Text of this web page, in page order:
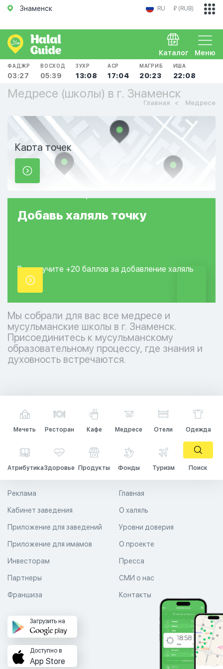
Знаменск RU ₽ (RUB)
Меню
Каталог
ФАДЖР
03:27
ВОСХОД
05:39
ЗУХР
13:08
АСР
17:04
МАГРИБ
20:23
ИША
22:08
Медресе (школы) в г. Знаменск
Главная Медресе
Карта точек
Добавь халяль точку
Вы получите +20 баллов за добавление халяль
точки.
Мы собрали для вас все медресе и
мусульманские школы в г. Знаменск.
Присоединитесь к мусульманскому
образовательному процессу, где знания и
духовность встречаются.
Мечеть Ресторан Кафе Медресе Отели Одежда
АтрибутикаЗдоровье Продукты Фонды Туризм Поиск
Главная
О халяль
Уровни доверия
Реклама
Кабинет заведения
Приложение для заведений
Приложение для имамов О проекте
Пресса
СМИ о нас
Контакты
Инвесторам
Партнеры
Франшиза
Загрузить на
Доступно в
App Store